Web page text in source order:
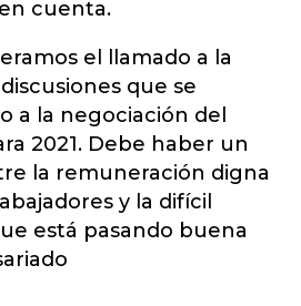
cuenta.
el llamado a la
que se
a la negociación del
2021. Debe haber un
la remuneración digna
y la difícil
está pasando buena